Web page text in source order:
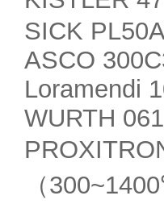
SICK
ASCO
Loramendi
WURTH
（